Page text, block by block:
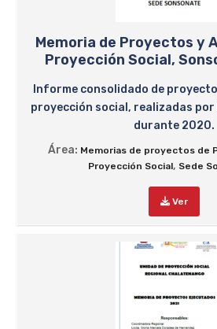
Memoria de Proyectos y
Proyección Social,
Informe consolidado de
proyección social, realizadas por
durante 2020.
Área: Memorias de proyectos de
Proyección Social, Sede
Ver